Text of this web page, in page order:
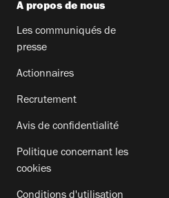
A propos de nous
Les communiqués de
presse
Actionnaires
Recrutement
Avis de confidentialité
Politique concernant les
cookies